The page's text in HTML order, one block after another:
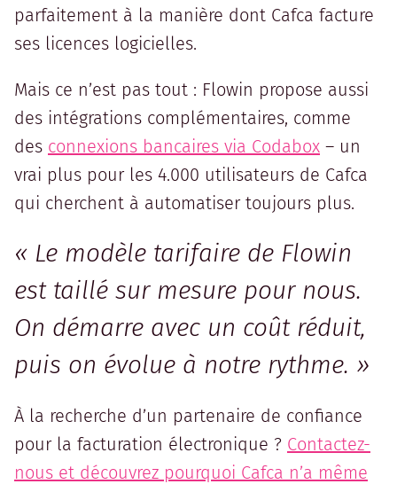
parfaitement à la manière dont Cafca facture
ses licences logicielles.
Mais ce n’est pas tout : Flowin propose aussi
des intégrations complémentaires, comme
des connexions bancaires via Codabox – un
vrai plus pour les 4.000 utilisateurs de Cafca
qui cherchent à automatiser toujours plus.
« Le modèle tarifaire de Flowin
est taillé sur mesure pour nous.
On démarre avec un coût réduit,
puis on évolue à notre rythme. »
À la recherche d’un partenaire de confiance
pour la facturation électronique ? Contactez-
nous et découvrez pourquoi Cafca n’a même